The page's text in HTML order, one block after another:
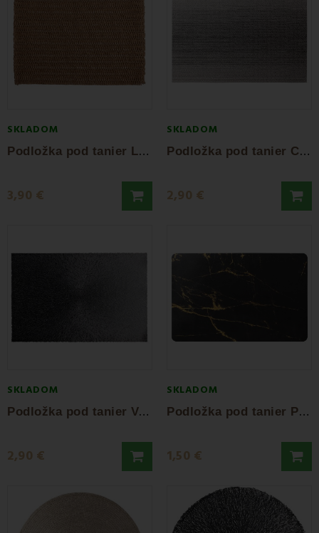
SKLADOM
P
odložka pod tanier Latin 45x30 cm
3,90 €
SKLADOM
P
odložka pod tanier Collie 45x30 cm
2,90 €
SKLADOM
P
odložka pod tanier Venom 45x30 cm
2,90 €
SKLADOM
P
odložka pod tanier Portoro
1,50 €